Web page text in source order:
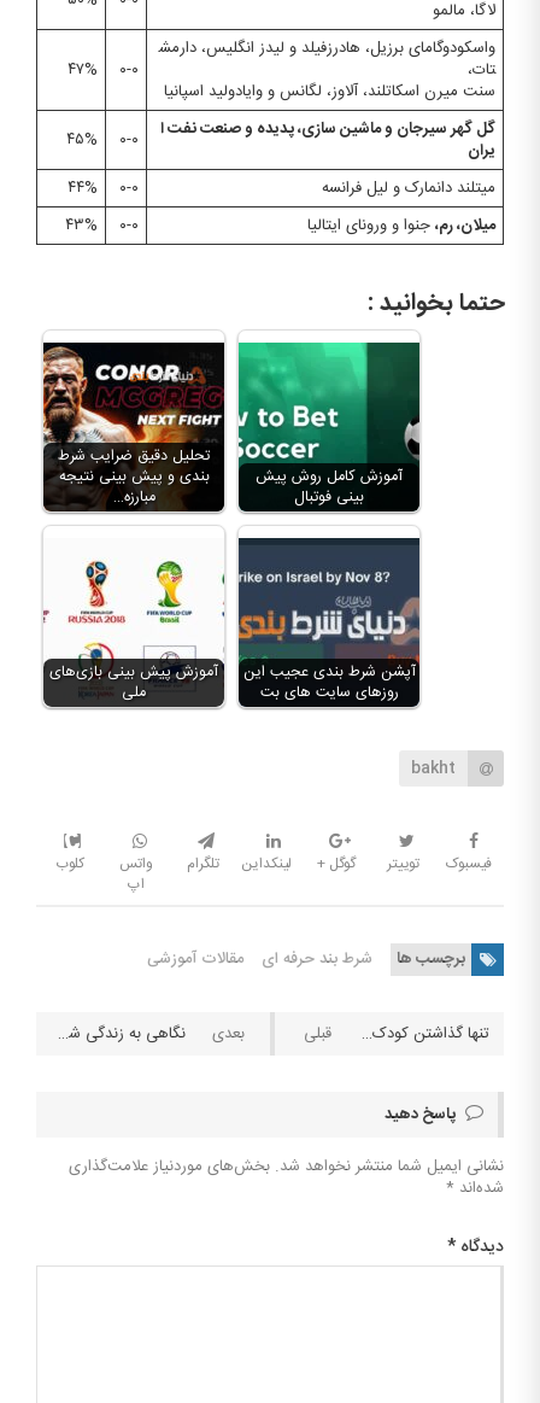
لاگا، مالمو
واسکودوگامای برزیل، هادرزفیلد و لیدز انگلیس، دارمش
تات،
سنت میرن اسکاتلند، آلاوز، لگانس و وایادولید اسپانیا
۰-۰ ۴۷%
گل گهر سیرجان و ماشین سازی، پدیده و صنعت نفت ا
یران
۰-۰
۴۵%
میتلند دانمارک و لیل فرانسه
۰-۰
۴۴%
میلان، رم،جنوا و ورونای ایتالیا ۰-۰ ۴۳%
حتما بخوانید :
تحلیل دقیق ضرایب شرط
بندی و پیش بینی نتیجه
مبارزه…
آموزش کامل روش پیش
بینی فوتبال
آموزش پیش بینی بازی‌های
ملی
آپشن شرط بندی عجیب این
روزهای سایت های بت
bakht
فیسبوک توییتر گوگل + لینکداین تلگرام
واتس
اپ
کلوب
برچسب ها شرط بند حرفه ای مقالات آموزشی
تنها گذاشتن کودک در ماشین برای شرطبندی توسط یک مادر معتاد به شرطبندی نگاهی به زندگی شخصی و حرفه ای خانم دنیس کواتس مالک وبسایت Bet۳۶۵
پاسخ دهید
نشانی ایمیل شما منتشر نخواهد شد. بخش‌های موردنیاز علامت‌گذاری
شده‌اند *
دیدگاه *